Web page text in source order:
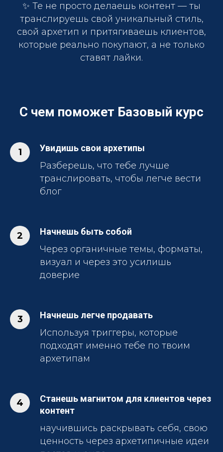
✨ Те не просто делаешь контент — ты
транслируешь свой уникальный стиль,
свой архетип и притягиваешь клиентов,
которые реально покупают, а не только
ставят лайки.
С чем поможет Базовый курс
Увидишь свои архетипы
Разберешь, что тебе лучше
транслировать, чтобы легче вести
блог
Начнешь быть собой
Через органичные темы, форматы,
визуал и через это усилишь
доверие
Начнешь легче продавать
Используя триггеры, которые
подходят именно тебе по твоим
архетипам
Станешь магнитом для клиентов через
контент
научившись раскрывать себя, свою
ценность через архетипичные идеи